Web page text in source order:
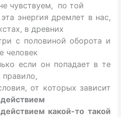
чувствуем, по той
энергия дремлет в нас,
в древних
с половиной оборота и
человек
если он попадает в те
от которых зависит
какой-то такой